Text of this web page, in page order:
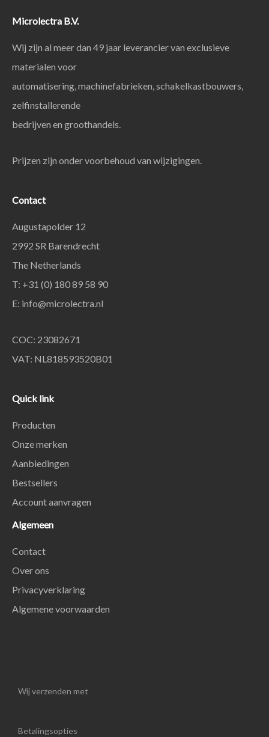
Microlectra B.V.
Wij zijn al meer dan 49 jaar leverancier van exclusieve
materialen voor
automatisering, machinefabrieken, schakelkastbouwers,
zelfinstallerende
bedrijven en groothandels.
Prijzen zijn onder voorbehoud van wijzigingen.
Contact
Augustapolder 12
2992 SR Barendrecht
The Netherlands
T: +31 (0) 180 89 58 90
E: info@microlectra.nl
COC: 23082671
VAT: NL818593520B01
Quick link
Producten
Onze merken
Aanbiedingen
Bestsellers
Account aanvragen
Algemeen
Contact
Over ons
Privacyverklaring
Algemene voorwaarden
Wij verzenden met
Betalingsopties